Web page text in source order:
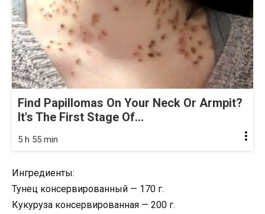
Find Papillomas On Your Neck Or Armpit?
It's The First Stage Of...
5 h 55 min
Ингредиенты:
Тунец консервированный — 170 г.
Кукуруза консервированная — 200 г.